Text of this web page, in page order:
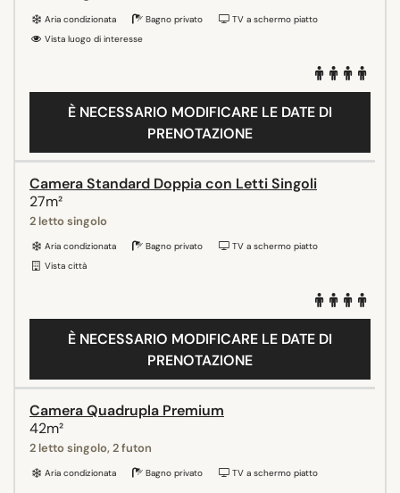
Aria condizionata Bagno privato
TV a schermo piatto
Vista luogo di interesse
È NECESSARIO MODIFICARE LE DATE DI
PRENOTAZIONE
Camera Standard Doppia con Letti Singoli
27m²
2 letto singolo
Aria condizionata Bagno privato
TV a schermo piatto
Vista città
È NECESSARIO MODIFICARE LE DATE DI
PRENOTAZIONE
Camera Quadrupla Premium
42m²
2 letto singolo, 2 futon
Aria condizionata Bagno privato TV a schermo piatto